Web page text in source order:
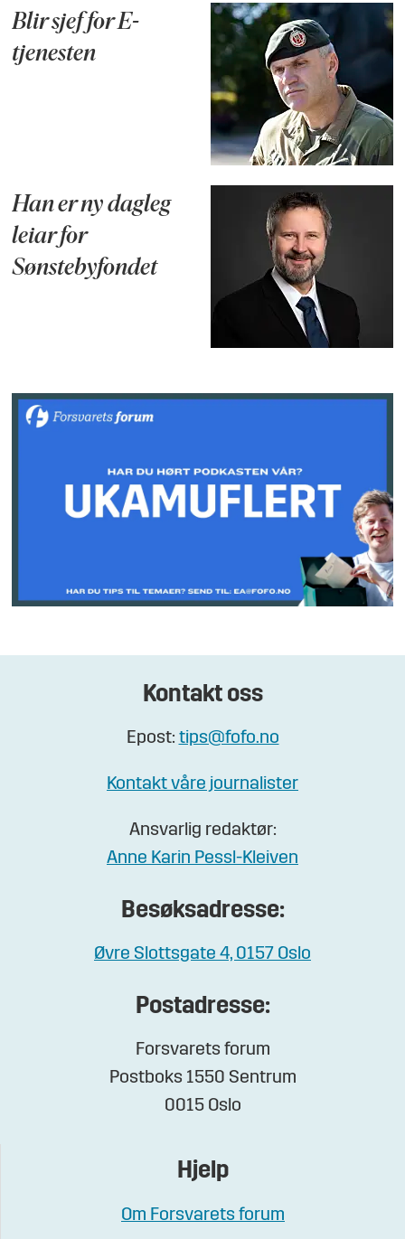
Blir sjef for E-
tjenesten
Han er ny dagleg
leiar for
Sønstebyfondet
Kontakt oss
Epost: tips@fofo.no
Kontakt våre journalister
Ansvarlig redaktør:
Anne Karin Pessl-Kleiven
Besøksadresse:
Øvre Slottsgate 4, 0157 Oslo
Postadresse:
Forsvarets forum
Postboks 1550 Sentrum
0015 Oslo
Hjelp
Om Forsvarets forum